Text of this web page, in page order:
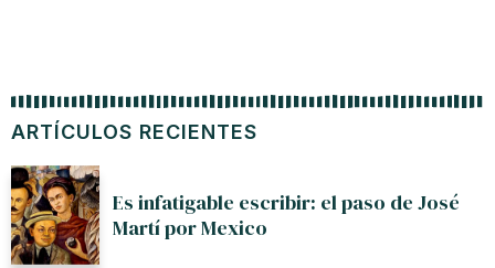
ARTÍCULOS RECIENTES
Es infatigable escribir: el paso de José
Martí por Mexico